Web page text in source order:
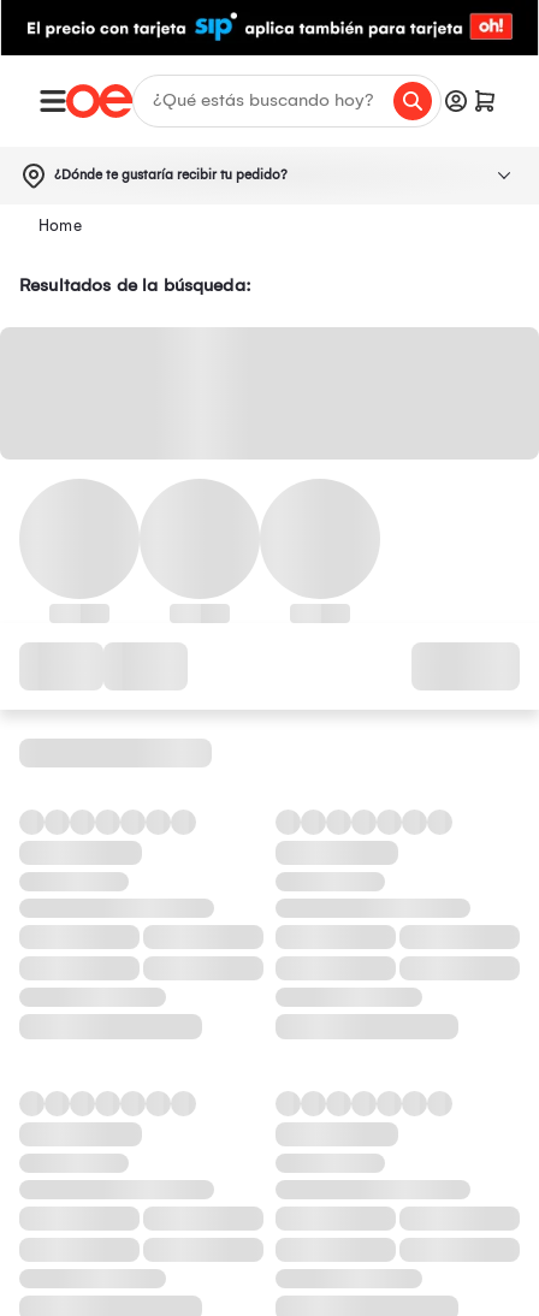
¿Dónde te gustaría recibir tu pedido?
Resultados de la búsqueda: